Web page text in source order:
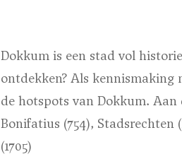
Dokkum is een stad vol
ontdekken? Als kennismaking
de hotspots van Dokkum.
Bonifatius (754), Stadsrechten
(1705)